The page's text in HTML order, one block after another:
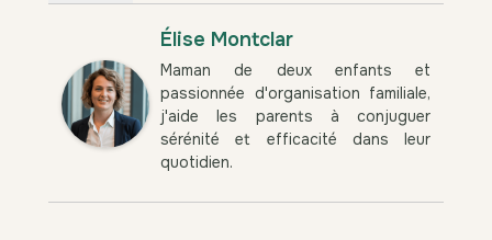
Élise Montclar
Maman de deux enfants et
passionnée d'organisation familiale,
j'aide les parents à conjuguer
sérénité et efficacité dans leur
quotidien.